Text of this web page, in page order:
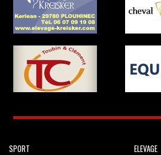
SPORT
ELEVAGE